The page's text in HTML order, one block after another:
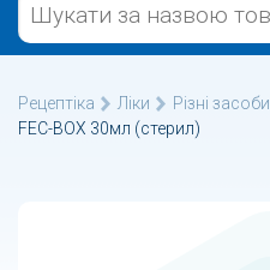
Рецептіка Ліки Різні засоби
FEC-BOX 30мл (стерил)